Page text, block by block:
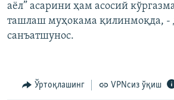
аëл” асарини ҳам асосий
ташлаш муҳокама қилинмоқда, -
санъатшунос.
Ўртоқлашинг VPNсиз ўқиш